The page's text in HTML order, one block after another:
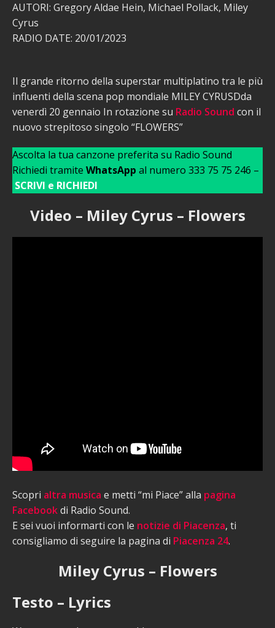
AUTORI: Gregory Aldae Hein, Michael Pollack, Miley
Cyrus
RADIO DATE: 20/01/2023
Il grande ritorno della superstar multiplatino tra le più
influenti della scena pop mondiale MILEY CYRUSDda
venerdì 20 gennaio In rotazione su Radio Sound con il
nuovo strepitoso singolo “FLOWERS”
Ascolta la tua canzone preferita su Radio Sound
Richiedi tramite WhatsApp al numero 333 75 75 246 –
SCRIVI e RICHIEDI
Video – Miley Cyrus – Flowers
Scopri altra musica e metti “mi Piace” alla pagina
Facebookdi Radio Sound.
E sei vuoi informarti con le notizie di Piacenza, ti
consigliamo di seguire la pagina di Piacenza 24.
Miley Cyrus – Flowers
Testo – Lyrics